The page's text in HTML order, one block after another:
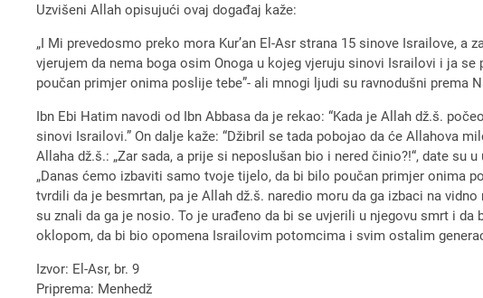
Uzvišeni Allah opisujući ovaj događaj kaže:
„I Mi prevedosmo preko mora Kur’an El-Asr strana 15 sinove Israilove,
vjerujem da nema boga osim Onoga u kojeg vjeruju sinovi Israilovi i ja
poučan primjer onima poslije tebe”- ali mnogi ljudi su ravnodušni prema
Ibn Ebi Hatim navodi od Ibn Abbasa da je rekao: “Kada je Allah dž.š.
sinovi Israilovi.” On dalje kaže: “Džibril se tada pobojao da će Allahova
Allaha dž.š.: „Zar sada, a prije si neposlušan bio i nered činio?!“, date
„Danas ćemo izbaviti samo tvoje tijelo, da bi bilo poučan primjer onima
tvrdili da je besmrtan, pa je Allah dž.š. naredio moru da ga izbaci na
su znali da ga je nosio. To je urađeno da bi se uvjerili u njegovu smrt i
oklopom, da bi bio opomena Israilovim potomcima i svim ostalim
Izvor: El-Asr, br. 9
Priprema: Menhedž